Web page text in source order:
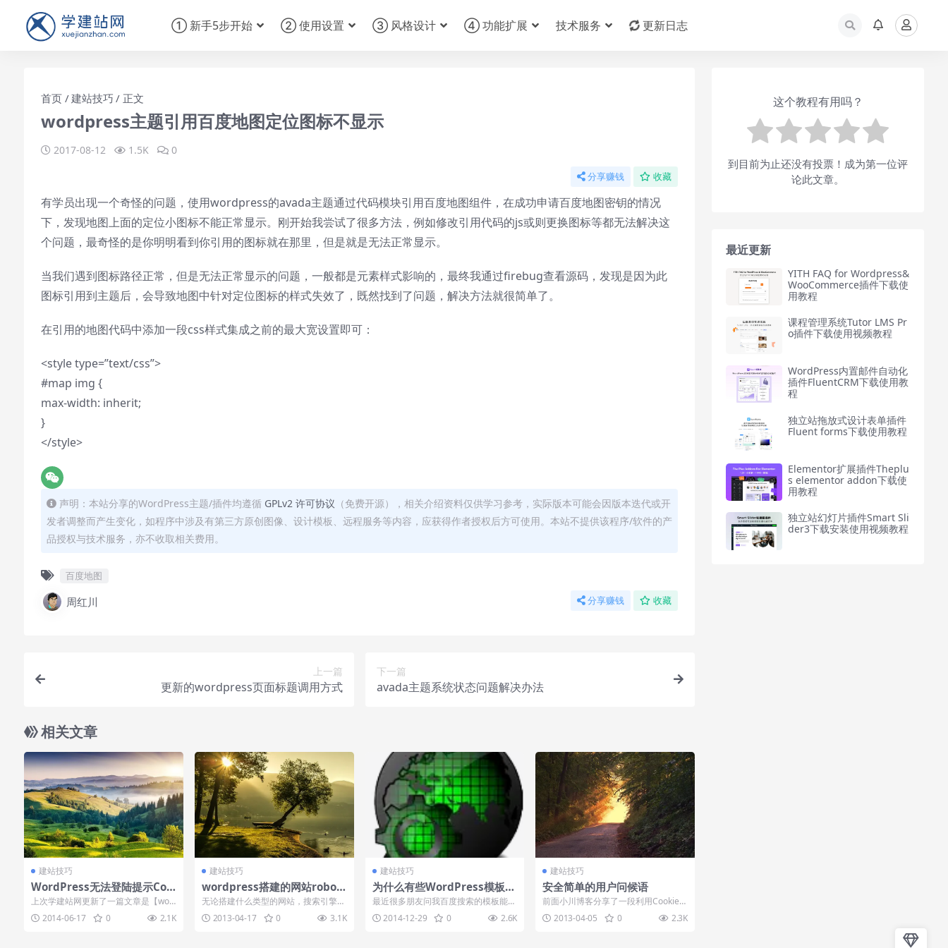
① 新手5步开始 ② 使用设置 ③ 风格设计 ④ 功能扩展 技术服务 更新日志
首页 建站技巧 正文
wordpress主题引用百度地图定位图标不显示
2017-08-12 1.5K 0
分享赚钱 收藏
有学员出现一个奇怪的问题，使用wordpress的avada主题通过代码模块引用百度地图组件，在成功申请百度地图密钥的情况
下，发现地图上面的定位小图标不能正常显示。刚开始我尝试了很多方法，例如修改引用代码的js或则更换图标等都无法解决这
个问题，最奇怪的是你明明看到你引用的图标就在那里，但是就是无法正常显示。
当我们遇到图标路径正常，但是无法正常显示的问题，一般都是元素样式影响的，最终我通过firebug查看源码，发现是因为此
图标引用到主题后，会导致地图中针对定位图标的样式失效了，既然找到了问题，解决方法就很简单了。
在引用的地图代码中添加一段css样式集成之前的最大宽设置即可：
<style type=”text/css”>
#map img {
max-width: inherit;
}
</style>
声明：本站分享的WordPress主题/插件均遵循 GPLv2 许可协议 （免费开源），相关介绍资料仅供学习参考，实际版本可能会因版本迭代或开
发者调整而产生变化，如程序中涉及有第三方原创图像、设计模板、远程服务等内容，应获得作者授权后方可使用。本站不提供该程序/软件的产
品授权与技术服务，亦不收取相关费用。
百度地图
周红川 分享赚钱 收藏
上一篇
更新的wordpress页面标题调用方式
下一篇
avada主题系统状态问题解决办法
相关文章
建站技巧
WordPress无法登陆提示Coo
kies被阻止（2）
上次学建站网更新了一篇文章是【wor
dpress无法登陆提示Cookies被阻止...
2014-06-17 0 2.1K
建站技巧
wordpress搭建的网站robot
s.txt文件怎么写比较科学
无论搭建什么类型的网站，搜索引擎优
化都是必不可少的，而robots.txt这个
和...2013-04-17 0 3.1K
建站技巧
为什么有些WordPress模板有
风险
最近很多朋友问我百度搜索的模板能不
能用？能用，但是有风险！因为为模板
添加一个后门...
2014-12-29 0 2.6K
建站技巧
安全简单的用户问候语
前面小川博客分享了一段利用Cookie
实现老用户再次访问网站的提示语，有
的朋友对...
2013-04-05 0 2.3K
这个教程有用吗？
到目前为止还没有投票！成为第一位评
论此文章。
最近更新
YITH FAQ for Wordpress&
WooCommerce插件下载使
用教程
课程管理系统Tutor LMS Pr
o插件下载使用视频教程
WordPress内置邮件自动化
插件FluentCRM下载使用教
程
独立站拖放式设计表单插件
Fluent forms下载使用教程
Elementor扩展插件Theplu
s elementor addon下载使
用教程
独立站幻灯片插件Smart Sli
der3下载安装使用视频教程